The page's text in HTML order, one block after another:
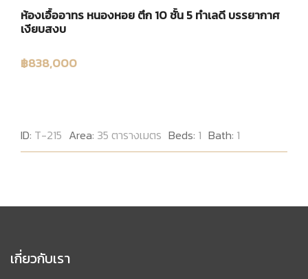
ห้องเอื้ออาทร หนองหอย ตึก 10 ชั้น 5 ทำเลดี บรรยากาศ
เงียบสงบ
฿838,000
ID: T-215 Area: 35 ตารางเมตร Beds: 1 Bath: 1
เกี่ยวกับเรา